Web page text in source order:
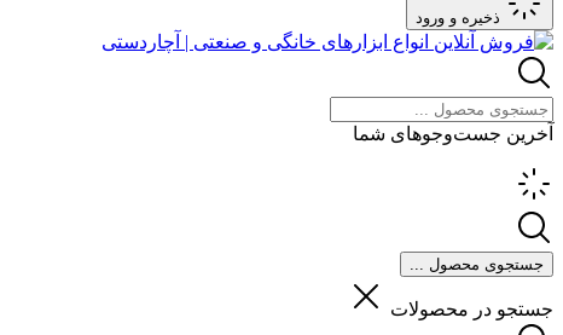
ذخیره و ورود
آخرین جست‌وجوهای شما
جستجوی محصول ...
جستجو در محصولات